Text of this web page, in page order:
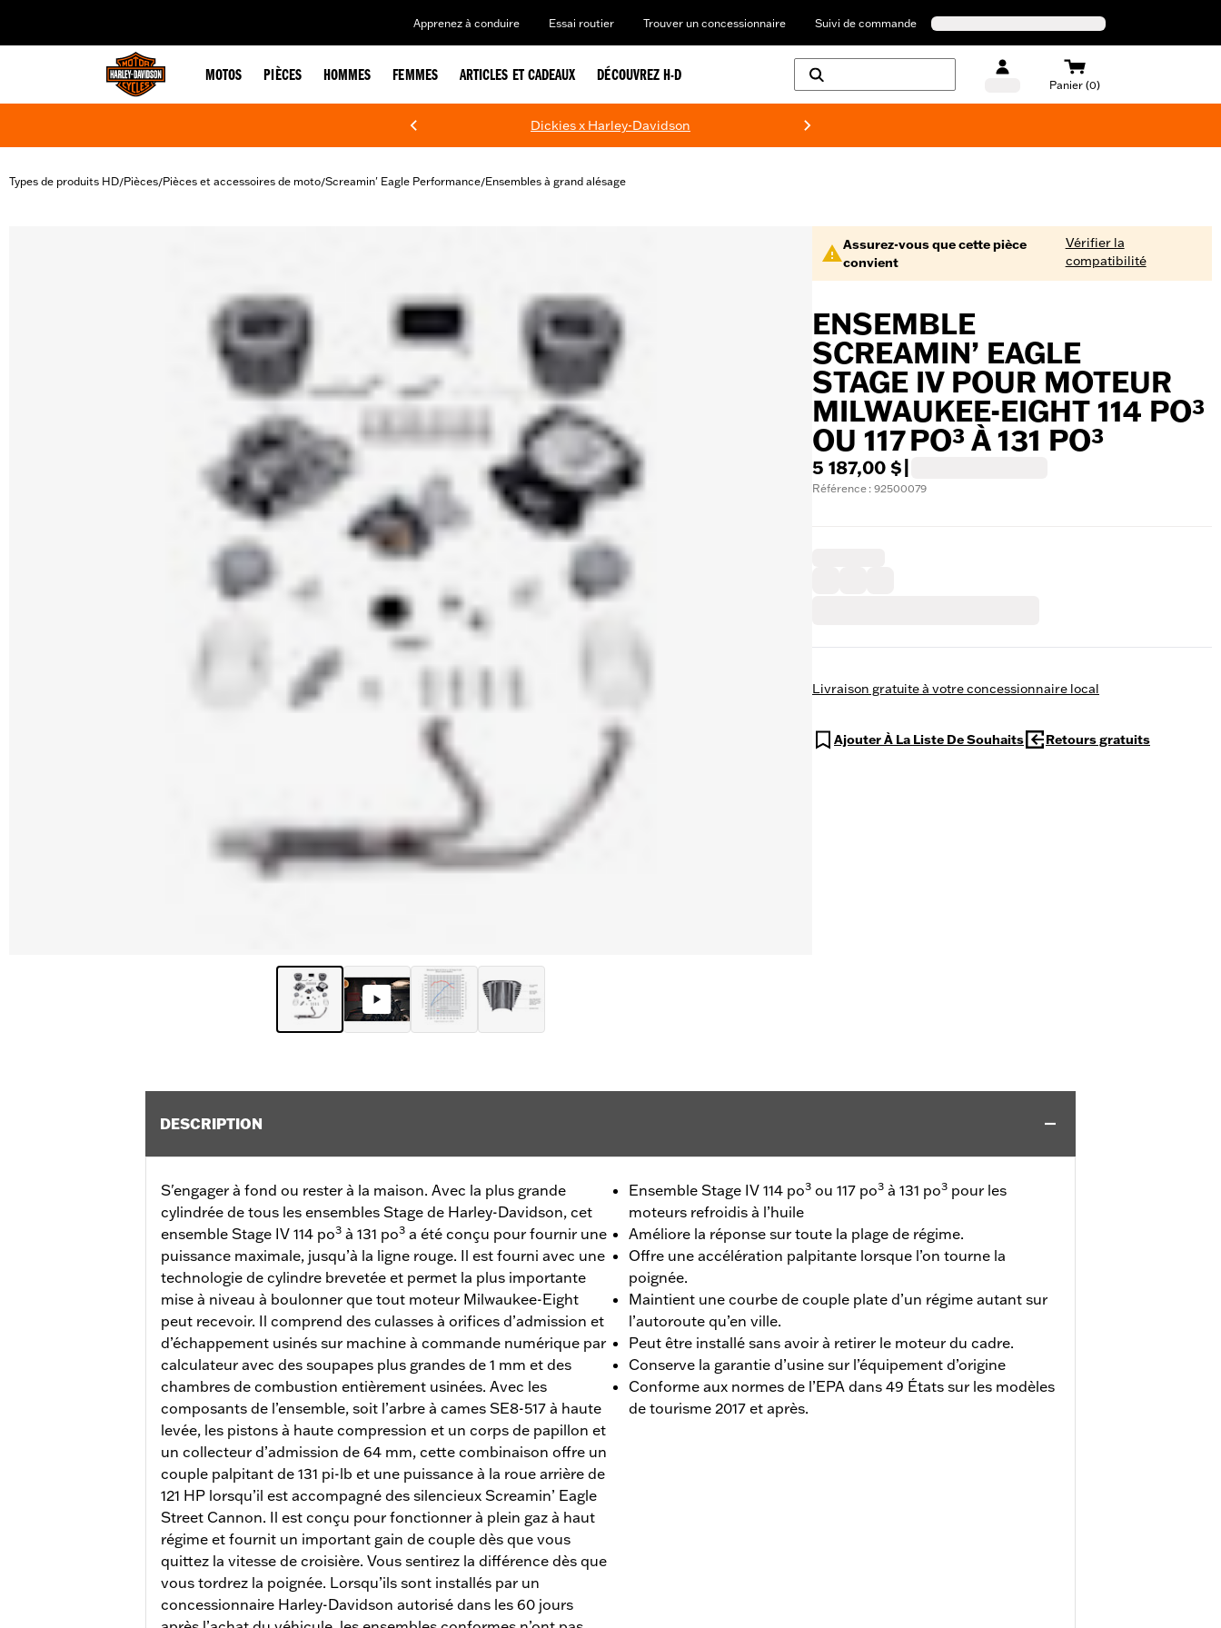
Apprenez à conduire Essai routier Trouver un concessionnaire Suivi de commande
MOTOS PIÈCES HOMMES FEMMES ARTICLES ET CADEAUX DÉCOUVREZ H-D
Panier (0)
Dickies x Harley-Davidson
Types de produits HD/Pièces/Pièces et accessoires de moto/Screamin' Eagle Performance/Ensembles à grand alésage
Assurez-vous que cette pièce
convient
Vérifier la
compatibilité
ENSEMBLE
SCREAMIN’ EAGLE
STAGE IV POUR MOTEUR
MILWAUKEE-EIGHT 114 PO³
OU 117 PO³ À 131 PO³
5 187,00 $
Référence : 92500079
Livraison gratuite à votre concessionnaire local
Ajouter À La Liste De Souhaits Retours gratuits
DESCRIPTION
S'engager à fond ou rester à la maison. Avec la plus grande
cylindrée de tous les ensembles Stage de Harley-Davidson, cet
ensemble Stage IV 114 po3 à 131 po3 a été conçu pour fournir une
puissance maximale, jusqu’à la ligne rouge. Il est fourni avec une
technologie de cylindre brevetée et permet la plus importante
mise à niveau à boulonner que tout moteur Milwaukee-Eight
peut recevoir. Il comprend des culasses à orifices d’admission et
d’échappement usinés sur machine à commande numérique par
calculateur avec des soupapes plus grandes de 1 mm et des
chambres de combustion entièrement usinées. Avec les
composants de l’ensemble, soit l’arbre à cames SE8-517 à haute
levée, les pistons à haute compression et un corps de papillon et
un collecteur d’admission de 64 mm, cette combinaison offre un
couple palpitant de 131 pi-lb et une puissance à la roue arrière de
121 HP lorsqu’il est accompagné des silencieux Screamin’ Eagle
Street Cannon. Il est conçu pour fonctionner à plein gaz à haut
régime et fournit un important gain de couple dès que vous
quittez la vitesse de croisière. Vous sentirez la différence dès que
vous tordrez la poignée. Lorsqu’ils sont installés par un
concessionnaire Harley-Davidson autorisé dans les 60 jours
Ensemble Stage IV 114 po3 ou 117 po3 à 131 po3 pour les
moteurs refroidis à l’huile
Améliore la réponse sur toute la plage de régime.
Offre une accélération palpitante lorsque l’on tourne la
poignée.
Maintient une courbe de couple plate d’un régime autant sur
l’autoroute qu’en ville.
Peut être installé sans avoir à retirer le moteur du cadre.
Conserve la garantie d’usine sur l’équipement d’origine
Conforme aux normes de l’EPA dans 49 États sur les modèles
de tourisme 2017 et après.